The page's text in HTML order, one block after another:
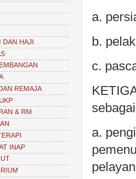
a.
b.
c.
a.
HAJI
REMAJA
& RM
INAP